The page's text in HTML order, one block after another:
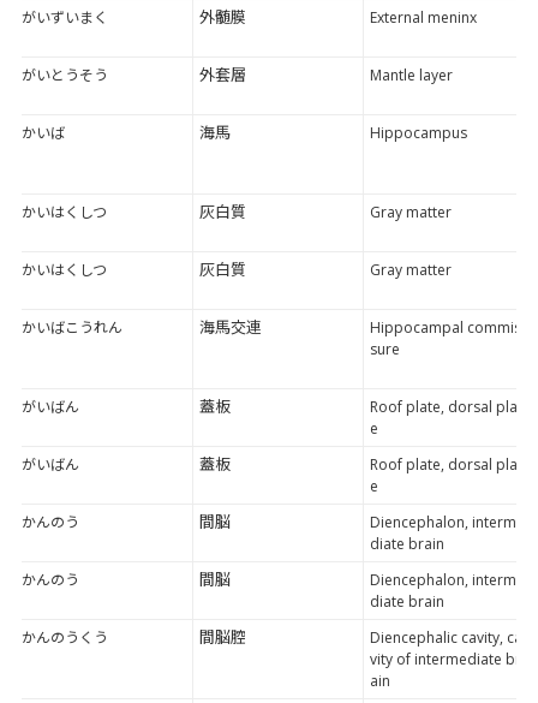
がいずいまく 外髄膜 External meninx
がいとうそう 外套層 Mantle layer
かいば 海馬 Hippocampus
かいはくしつ 灰白質 Gray matter
かいはくしつ 灰白質 Gray matter
かいばこうれん 海馬交連
Hippocampal commis
sure
がいばん 蓋板
Roof plate, dorsal plat
e
がいばん
蓋板
Roof plate, dorsal plat
e
かんのう
間脳
Diencephalon, interme
diate brain
かんのう
間脳
Diencephalon, interme
diate brain
かんのうくう
間脳腔
Diencephalic cavity, ca
vity of intermediate br
ain